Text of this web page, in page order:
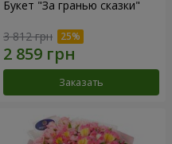
Букет "За гранью сказки"
3 812 грн
Заказать